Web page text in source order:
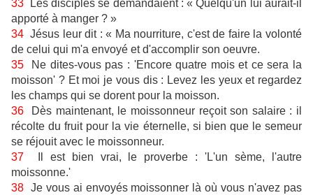
33
Les disciples se demandaient : « Quelqu'un lui aurait-il
apporté à manger ? »
34Jésus leur dit : « Ma nourriture, c'est de faire la volonté
de celui qui m'a envoyé et d'accomplir son oeuvre.
35
Ne dites-vous pas : 'Encore quatre mois et ce sera la
moisson' ? Et moi je vous dis : Levez les yeux et regardez
les champs qui se dorent pour la moisson.
36
Dès maintenant, le moissonneur reçoit son salaire : il
récolte du fruit pour la vie éternelle, si bien que le semeur
se réjouit avec le moissonneur.
37
Il est bien vrai, le proverbe : 'L'un sème, l'autre
moissonne.'
38 Je vous ai envoyés moissonner là où vous n'avez pas